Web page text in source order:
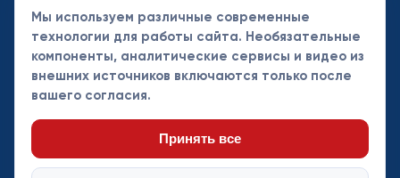
8-495-621-35-95
Новости
Турниры
Контакты
партнеры
Мы используем различные современные
технологии для работы сайта. Необязательные
компоненты, аналитические сервисы и видео из
внешних источников включаются только после
вашего согласия.
Принять все